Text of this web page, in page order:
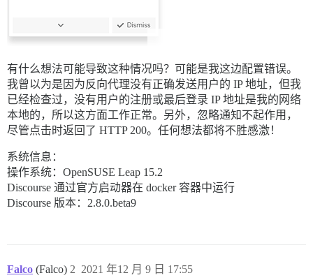
有什么想法可能导致这种情况吗？可能是我这边配置错误。
我曾以为是因为反向代理没有正确发送用户的 IP 地址，但我
已经检查过，没有用户的注册或最后登录 IP 地址是我的网络
本地的，所以这方面工作正常。另外，忽略通知不起作用，
尽管点击时返回了 HTTP 200。任何想法都将不胜感激！
系统信息：
操作系统：OpenSUSE Leap 15.2
Discourse 通过官方启动器在 docker 容器中运行
Discourse 版本：2.8.0.beta9
Falco (Falco) 2021 年12 月 9 日 17:55
2